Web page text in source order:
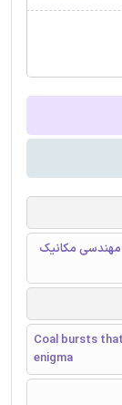
مهندسی مکانیک
Coal bursts
enigma